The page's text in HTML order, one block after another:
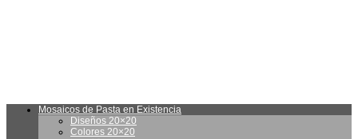
Mosaicos de Pasta en Existencia
Diseños 20×20
Colores 20×20